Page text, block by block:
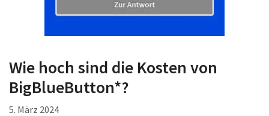
Wie hoch sind die Kosten von
BigBlueButton*?
5. März 2024